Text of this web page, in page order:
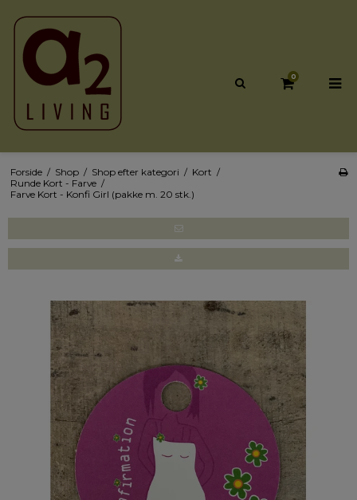
0
Forside / Shop / Shop efter kategori / Kort /
Runde Kort - Farve /
Farve Kort - Konfi Girl (pakke m. 20 stk.)